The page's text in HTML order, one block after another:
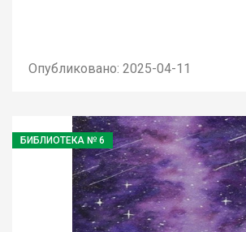
Опубликовано: 2025-04-11
БИБЛИОТЕКА № 6